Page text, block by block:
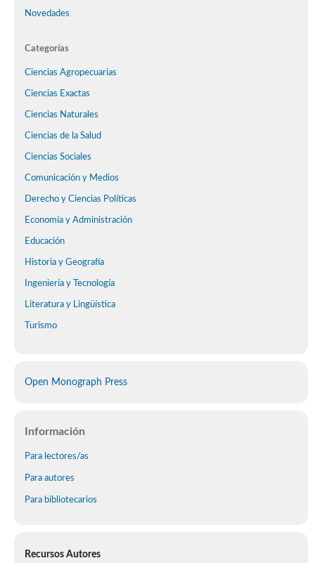
Novedades
Categorías
Ciencias Agropecuarias
Ciencias Exactas
Ciencias Naturales
Ciencias de la Salud
Ciencias Sociales
Comunicación y Medios
Derecho y Ciencias Políticas
Economía y Administración
Educación
Historia y Geografía
Ingeniería y Tecnología
Literatura y Lingüística
Turismo
Open Monograph Press
Información
Para lectores/as
Para autores
Para bibliotecarios
Recursos Autores